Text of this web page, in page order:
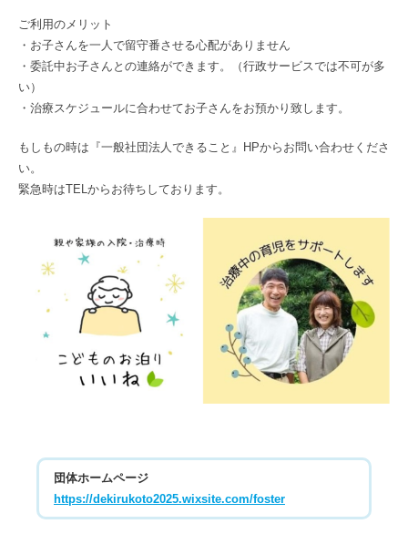
ご利用のメリット
・お子さんを一人で留守番させる心配がありません
・委託中お子さんとの連絡ができます。（行政サービスでは不可が多
い）
・治療スケジュールに合わせてお子さんをお預かり致します。
もしもの時は『一般社団法人できること』HPからお問い合わせくださ
い。
緊急時はTELからお待ちしております。
団体ホームページ
https://dekirukoto2025.wixsite.com/foster